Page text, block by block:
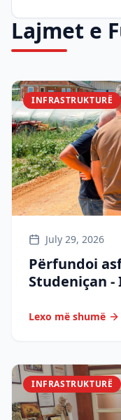
Lajmet e
INFRASTRUKTURË
July 29, 2026
Përfundoi
Studeniçan -
Lexo më shumë
INFRASTRUKTURË